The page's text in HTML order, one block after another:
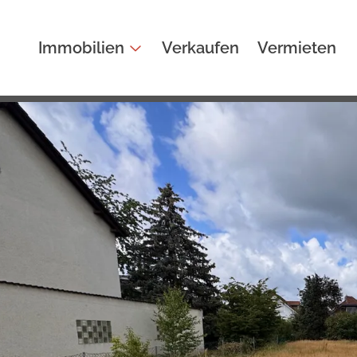
Immobilien Verkaufen Vermieten